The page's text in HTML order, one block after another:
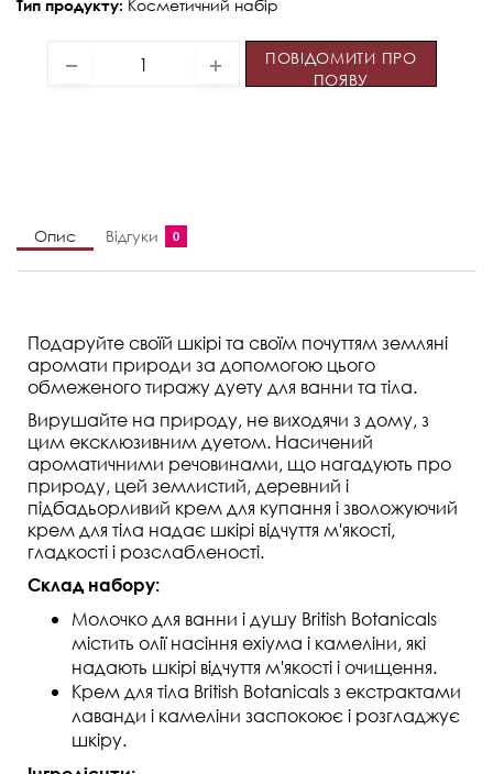
Тип продукту: Косметичний набір
ПОВІДОМИТИ ПРО
ПОЯВУ
Опис Відгуки 0
Подаруйте своїй шкірі та своїм почуттям земляні
аромати природи за допомогою цього
обмеженого тиражу дуету для ванни та тіла.
Вирушайте на природу, не виходячи з дому, з
цим ексклюзивним дуетом. Насичений
ароматичними речовинами, що нагадують про
природу, цей землистий, деревний і
підбадьорливий крем для купання і зволожуючий
крем для тіла надає шкірі відчуття м'якості,
гладкості і розслабленості.
Склад набору:
Молочко для ванни і душу British Botanicals
містить олії насіння ехіума і камеліни, які
надають шкірі відчуття м'якості і очищення.
Крем для тіла British Botanicals з екстрактами
лаванди і камеліни заспокоює і розгладжує
шкіру.